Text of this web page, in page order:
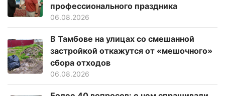
профессионального праздника
06.08.2026
В Тамбове на улицах со смешанной
застройкой откажутся от «мешочного»
сбора отходов
06.08.2026